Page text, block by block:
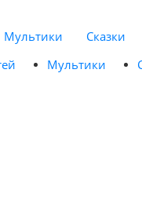
Мультики Сказки
Мультики